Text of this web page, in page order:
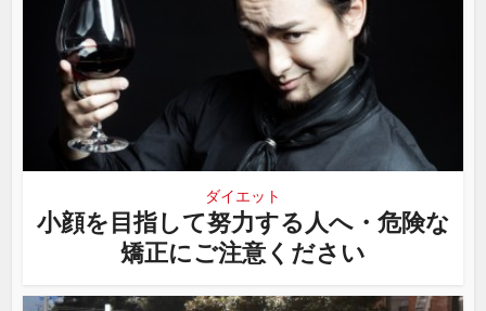
ダイエット
小顔を目指して努力する人へ・危険な
矯正にご注意ください